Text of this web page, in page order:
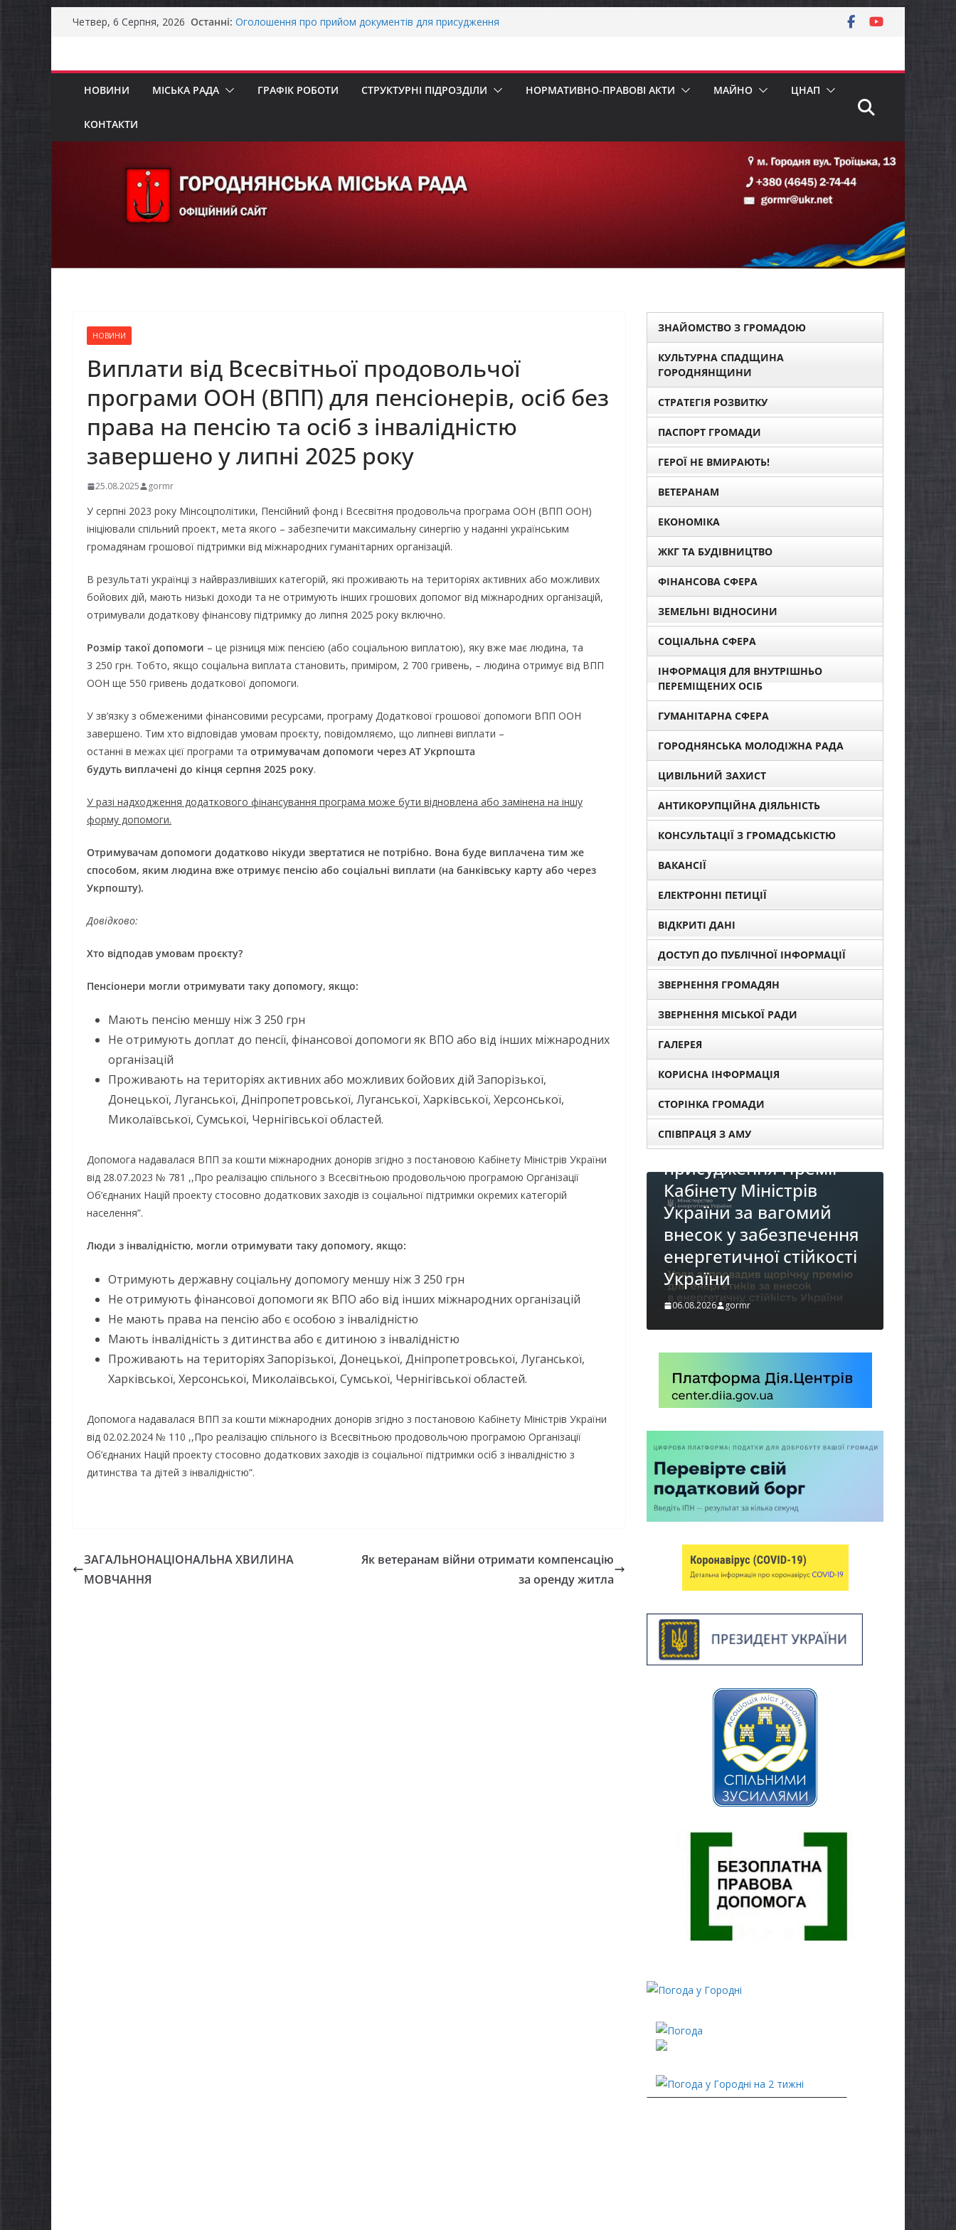
Перейти
Четвер, 6 Серпня, 2026 Останні: Оголошення про прийом документів для присудження
бізнесу»
НОВИНИ МІСЬКА РАДА ГРАФІК РОБОТИ СТРУКТУРНІ ПІДРОЗДІЛИ НОРМАТИВНО-ПРАВОВІ АКТИ МАЙНО ЦНАП
КОНТАКТИ
НОВИНИ
Виплати від Всесвітньої продовольчої
програми ООН (ВПП) для пенсіонерів, осіб без
права на пенсію та осіб з інвалідністю
завершено у липні 2025 року
25.08.2025 gormr
У серпні 2023 року Мінсоцполітики, Пенсійний фонд і Всесвітня продовольча програма ООН (ВПП ООН)
ініціювали спільний проект, мета якого – забезпечити максимальну синергію у наданні українським
громадянам грошової підтримки від міжнародних гуманітарних організацій.
В результаті українці з найвразливіших категорій, які проживають на територіях активних або можливих
бойових дій, мають низькі доходи та не отримують інших грошових допомог від міжнародних організацій,
отримували додаткову фінансову підтримку до липня 2025 року включно.
Розмір такої допомоги – це різниця між пенсією (або соціальною виплатою), яку вже має людина, та
3 250 грн. Тобто, якщо соціальна виплата становить, приміром, 2 700 гривень, – людина отримує від ВПП
ООН ще 550 гривень додаткової допомоги.
У зв’язку з обмеженими фінансовими ресурсами, програму Додаткової грошової допомоги ВПП ООН
завершено. Тим хто відповідав умовам проєкту, повідомляємо, що липневі виплати –
останні в межах цієї програми та отримувачам допомоги через АТ Укрпошта
будуть виплачені до кінця серпня 2025 року.
У разі надходження додаткового фінансування програма може бути відновлена або замінена на іншу
форму допомоги.
Отримувачам допомоги додатково нікуди звертатися не потрібно. Вона буде виплачена тим же
способом, яким людина вже отримує пенсію або соціальні виплати (на банківську карту або через
Укрпошту).
Довідково:
Хто відподав умовам проєкту?
Пенсіонери могли отримувати таку допомогу, якщо:
Мають пенсію меншу ніж 3 250 грн
Не отримують доплат до пенсії, фінансової допомоги як ВПО або від інших міжнародних
організацій
Проживають на територіях активних або можливих бойових дій Запорізької,
Донецької, Луганської, Дніпропетровської, Луганської, Харківської, Херсонської,
Миколаївської, Сумської, Чернігівської областей.
Допомога надавалася ВПП за кошти міжнародних донорів згідно з постановою Кабінету Міністрів України
від 28.07.2023 № 781 ,,Про реалізацію спільного з Всесвітньою продовольчою програмою Організації
Об’єднаних Націй проекту стосовно додаткових заходів із соціальної підтримки окремих категорій
населення”.
Люди з інвалідністю, могли отримувати таку допомогу, якщо:
Отримують державну соціальну допомогу меншу ніж 3 250 грн
Не отримують фінансової допомоги як ВПО або від інших міжнародних організацій
Не мають права на пенсію або є особою з інвалідністю
Мають інвалідність з дитинства або є дитиною з інвалідністю
Проживають на територіях Запорізької, Донецької, Дніпропетровської, Луганської,
Харківської, Херсонської, Миколаївської, Сумської, Чернігівської областей.
Допомога надавалася ВПП за кошти міжнародних донорів згідно з постановою Кабінету Міністрів України
від 02.02.2024 № 110 ,,Про реалізацію спільного із Всесвітньою продовольчою програмою Організації
Об’єднаних Націй проекту стосовно додаткових заходів із соціальної підтримки осіб з інвалідністю з
дитинства та дітей з інвалідністю”.
ЗАГАЛЬНОНАЦІОНАЛЬНА ХВИЛИНА
МОВЧАННЯ
Як ветеранам війни отримати компенсацію
за оренду житла
ЗНАЙОМСТВО З ГРОМАДОЮ
КУЛЬТУРНА СПАДЩИНА
ГОРОДНЯНЩИНИ
СТРАТЕГІЯ РОЗВИТКУ
ПАСПОРТ ГРОМАДИ
ГЕРОЇ НЕ ВМИРАЮТЬ!
ВЕТЕРАНАМ
ЕКОНОМІКА
ЖКГ ТА БУДІВНИЦТВО
ФІНАНСОВА СФЕРА
ЗЕМЕЛЬНІ ВІДНОСИНИ
СОЦІАЛЬНА СФЕРА
ІНФОРМАЦІЯ ДЛЯ ВНУТРІШНЬО
ПЕРЕМІЩЕНИХ ОСІБ
ГУМАНІТАРНА СФЕРА
ГОРОДНЯНСЬКА МОЛОДІЖНА РАДА
ЦИВІЛЬНИЙ ЗАХИСТ
АНТИКОРУПЦІЙНА ДІЯЛЬНІСТЬ
КОНСУЛЬТАЦІЇ З ГРОМАДСЬКІСТЮ
ВАКАНСІЇ
ЕЛЕКТРОННІ ПЕТИЦІЇ
ВІДКРИТІ ДАНІ
ДОСТУП ДО ПУБЛІЧНОЇ ІНФОРМАЦІЇ
ЗВЕРНЕННЯ ГРОМАДЯН
ЗВЕРНЕННЯ МІСЬКОЇ РАДИ
ГАЛЕРЕЯ
КОРИСНА ІНФОРМАЦІЯ
СТОРІНКА ГРОМАДИ
СПІВПРАЦЯ З АМУ
Батьки майбутніх
можуть оформити
«Пакунок школяра»
gormr
НОВИНИ
Останніми днями
жителів громади
справжньою літньою
спекою
06.08.2026 gormr
НОВИНИ ОГОЛОШЕННЯ
прийом документів для
присудження Премії
Кабінету Міністрів
України за вагомий
внесок у забезпечення
енергетичної стійкості
06.08.2026 gormr
До уваги представників
бізнесу!
06.08.2026 gormr